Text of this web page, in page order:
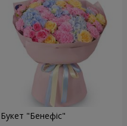
Букет "Бенефіс"